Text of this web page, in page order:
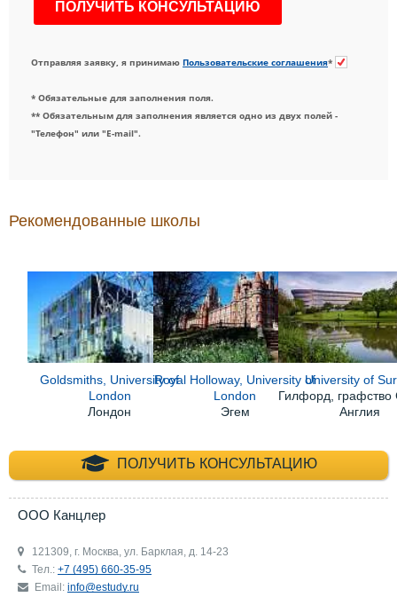
Отправляя заявку, я принимаю Пользовательские соглашения*
* Обязательные для заполнения поля.
** Обязательным для заполнения является одно из двух полей -
"Телефон" или "E-mail".
Рекомендованные школы
Goldsmiths, University of
London
Лондон
Royal Holloway, University of
London
Эгем
University of
Гилфорд, графство
Англия
ПОЛУЧИТЬ КОНСУЛЬТАЦИЮ
+7 (495) 660-35-
ООО Канцлер
121309, г. Москва, ул. Барклая, д. 14-23
Тел.: +7 (495) 660-35-95
Email: info@estudy.ru